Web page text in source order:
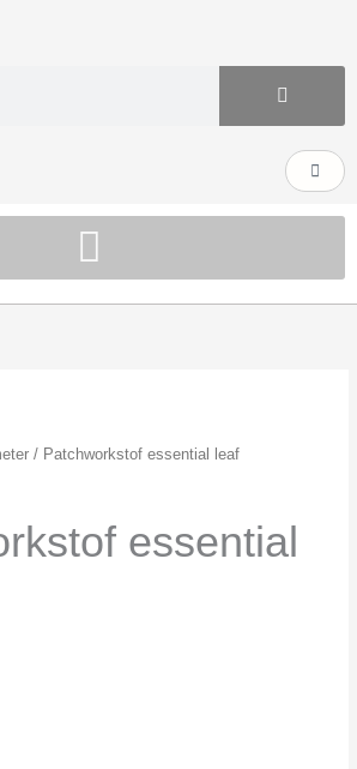
Kurv
/ Patchworkstof essential leaf
essential